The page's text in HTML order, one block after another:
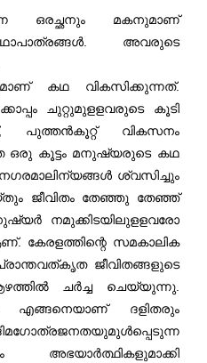
ഒരച്ഛനും മകനുമാണ്
അവരുടെ
കഥ വികസിക്കുന്നത്.
ചുറ്റുമുളളവരുടെ കൂടി
പുത്തൻകൂറ്റ് വികസനം
ഒരു കൂട്ടം മനുഷ്യരുടെ കഥ
ശ്വസിച്ചും
ജീവിതം തേഞ്ഞു തേഞ്ഞ്
നമുക്കിടയിലുളളവരോ
സമകാലിക
ജീവിതങ്ങളുടെ
ചർച്ച ചെയ്യുന്നു.
എങ്ങനെയാണ് ദളിതരും